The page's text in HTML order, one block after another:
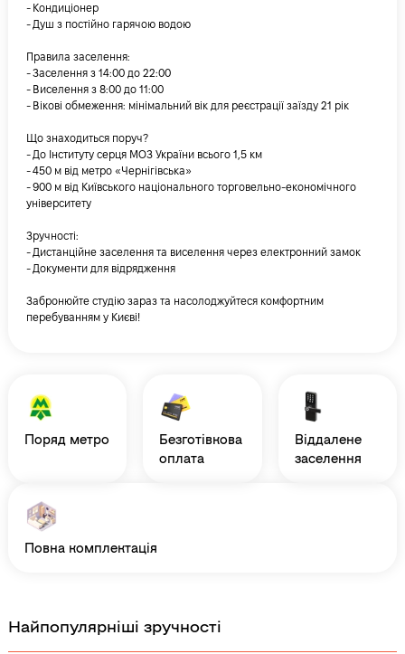
- Кондиціонер
- Душ з постійно гарячою водою
Правила заселення:
- Заселення з 14:00 до 22:00
- Виселення з 8:00 до 11:00
- Вікові обмеження: мінімальний вік для реєстрації заїзду 21 рік
Що знаходиться поруч?
- До Інституту серця МОЗ України всього 1,5 км
- 450 м від метро «Чернігівська»
- 900 м від Київського національного торговельно-економічного
університету
Зручності:
- Дистанційне заселення та виселення через електронний замок
- Документи для відрядження
Забронюйте студію зараз та насолоджуйтеся комфортним
перебуванням у Києві!
поряд метро
безготівкова
оплата
віддалене
заселення
повна комплектація
Найпопулярніші зручності